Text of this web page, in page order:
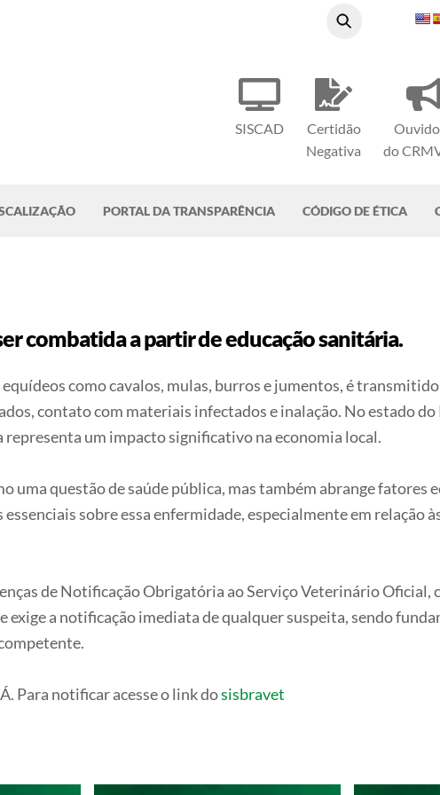
SISCAD
Certidão
Negativa
do
PORTAL DA TRANSPARÊNCIA CÓDIGO DE ÉTICA
combatida a partir de educação sanitária.
como cavalos, mulas, burros e jumentos, é
contato com materiais infectados e inalação. No estado do
representa um impacto significativo na economia local.
uma questão de saúde pública, mas também abrange fatores
sobre essa enfermidade, especialmente em relação
de Notificação Obrigatória ao Serviço Veterinário Oficial,
a notificação imediata de qualquer suspeita, sendo
Para notificar acesse o link dosisbravet